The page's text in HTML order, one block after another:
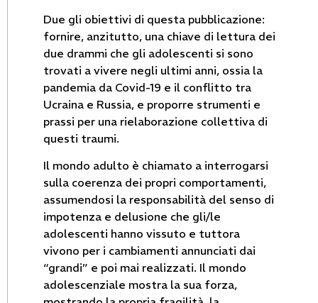
Due gli obiettivi di questa pubblicazione:
fornire, anzitutto, una chiave di lettura dei
due drammi che gli adolescenti si sono
trovati a vivere negli ultimi anni, ossia la
pandemia da Covid-19 e il conflitto tra
Ucraina e Russia, e proporre strumenti e
prassi per una rielaborazione collettiva di
questi traumi.
Il mondo adulto è chiamato a interrogarsi
sulla coerenza dei propri comportamenti,
assumendosi la responsabilità del senso di
impotenza e delusione che gli/le
adolescenti hanno vissuto e tuttora
vivono per i cambiamenti annunciati dai
“grandi” e poi mai realizzati. Il mondo
adolescenziale mostra la sua forza,